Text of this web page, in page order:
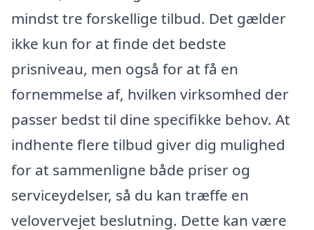
mindst tre forskellige tilbud. Det gælder
ikke kun for at finde det bedste
prisniveau, men også for at få en
fornemmelse af, hvilken virksomhed der
passer bedst til dine specifikke behov. At
indhente flere tilbud giver dig mulighed
for at sammenligne både priser og
serviceydelser, så du kan træffe en
velovervejet beslutning. Dette kan være